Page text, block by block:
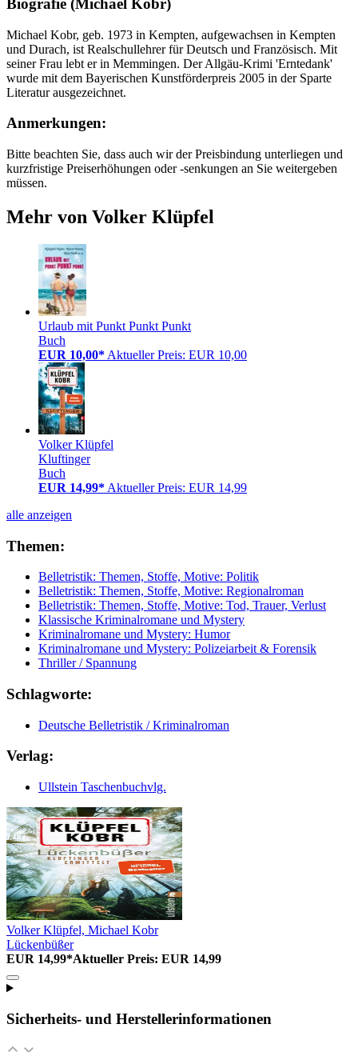
Biografie (Michael Kobr)
Michael Kobr, geb. 1973 in Kempten, aufgewachsen in Kempten
und Durach, ist Realschullehrer für Deutsch und Französisch. Mit
seiner Frau lebt er in Memmingen. Der Allgäu-Krimi 'Erntedank'
wurde mit dem Bayerischen Kunstförderpreis 2005 in der Sparte
Literatur ausgezeichnet.
Anmerkungen:
Bitte beachten Sie, dass auch wir der Preisbindung unterliegen und
kurzfristige Preiserhöhungen oder -senkungen an Sie weitergeben
müssen.
Mehr von Volker Klüpfel
Urlaub mit Punkt Punkt Punkt
Buch
EUR 10,00* Aktueller Preis: EUR 10,00
Volker Klüpfel
Kluftinger
Buch
EUR 14,99* Aktueller Preis: EUR 14,99
alle anzeigen
Themen:
Belletristik: Themen, Stoffe, Motive: Politik
Belletristik: Themen, Stoffe, Motive: Regionalroman
Belletristik: Themen, Stoffe, Motive: Tod, Trauer, Verlust
Klassische Kriminalromane und Mystery
Kriminalromane und Mystery: Humor
Kriminalromane und Mystery: Polizeiarbeit & Forensik
Thriller / Spannung
Schlagworte:
Deutsche Belletristik / Kriminalroman
Verlag:
Ullstein Taschenbuchvlg.
Volker Klüpfel, Michael Kobr
Lückenbüßer
EUR 14,99*Aktueller Preis: EUR 14,99
Sicherheits- und Herstellerinformationen